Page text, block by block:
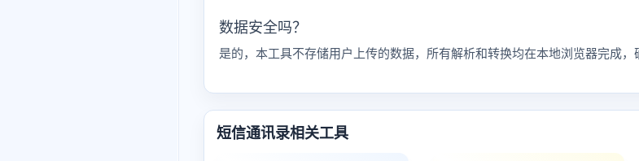
数据安全吗？
是的，本工具不存储用户上传的数据，所有解析和转换均在本地浏览器完成，
短信通讯录相关工具